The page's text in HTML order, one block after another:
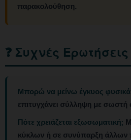
παρακολούθηση.
❓ Συχνές Ερωτήσεις
Μπορώ να μείνω έγκυος
επιτυγχάνει σύλληψη με σωστή
Πότε χρειάζεται εξωσωματική;
κύκλων ή σε συνύπαρξη άλλων